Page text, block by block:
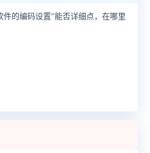
件的编码设置”能否详细点，在哪里